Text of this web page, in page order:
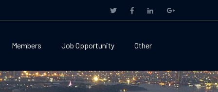
Members Job Opportunity Other